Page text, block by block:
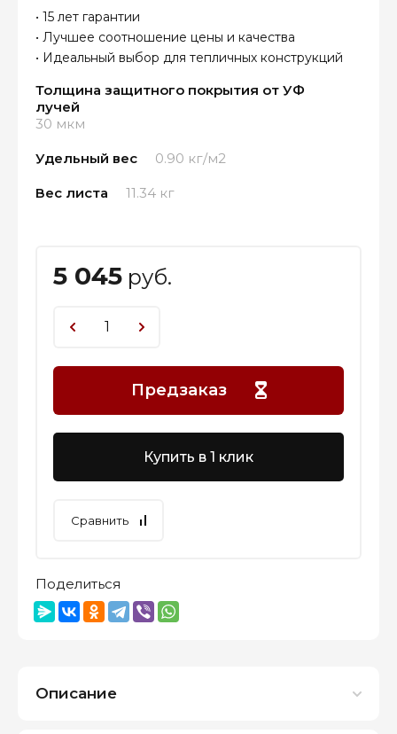
• 15 лет гарантии
• Лучшее соотношение цены и качества
• Идеальный выбор для тепличных конструкций
Толщина защитного покрытия от УФ
лучей
30 мкм
Удельный вес 0.90 кг/м2
Вес листа 11.34 кг
5 045 руб.
Предзаказ
Купить в 1 клик
Сравнить
Поделиться
Описание